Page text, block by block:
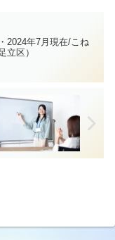
2024年7月現在/こね
立区）